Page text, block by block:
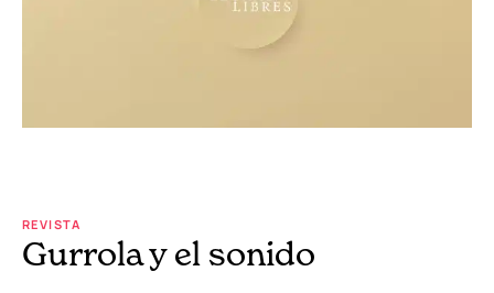
REVISTA
Gurrola y el sonido